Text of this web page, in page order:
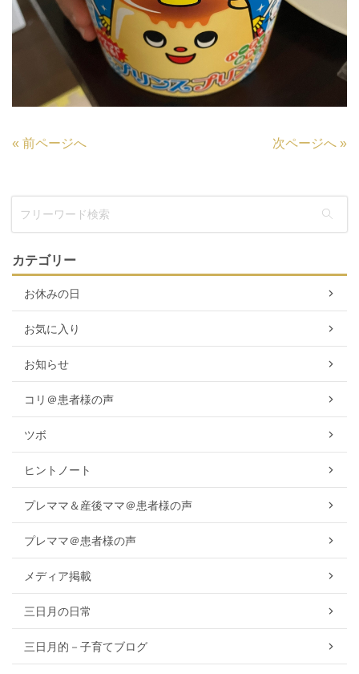
« 前ページへ 次ページへ »
カテゴリー
お休みの日
お気に入り
お知らせ
コリ＠患者様の声
ツボ
ヒントノート
プレママ＆産後ママ＠患者様の声
プレママ＠患者様の声
メディア掲載
三日月の日常
三日月的－子育てブログ